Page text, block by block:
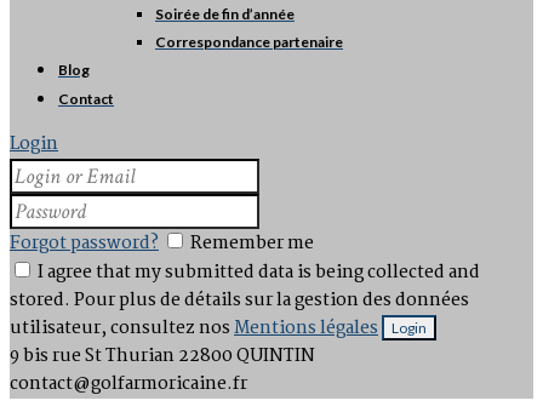
Soirée de fin d’année
Correspondance partenaire
Blog
Contact
Login
Forgot password?
Remember me
I agree that my submitted data is being collected and
stored. Pour plus de détails sur la gestion des données
utilisateur, consultez nosMentions légales
9 bis rue St Thurian22800 QUINTIN
contact@golfarmoricaine.fr